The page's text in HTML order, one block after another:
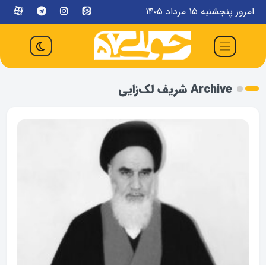
امروز پنجشنبه ۱۵ مرداد ۱۴۰۵
Archive شریف لک‌زایی